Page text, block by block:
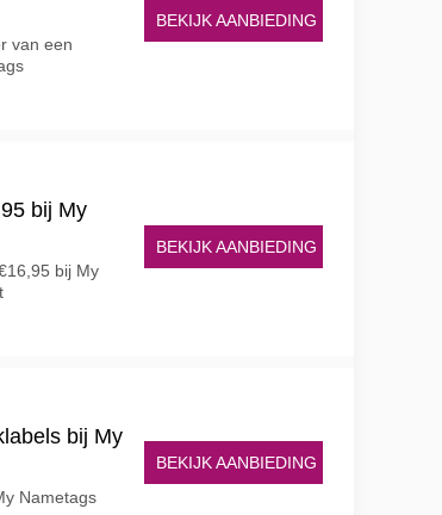
van een
BEKIJK AANBIEDING
bij My
bij My
BEKIJK AANBIEDING
bij My
Nametags
BEKIJK AANBIEDING